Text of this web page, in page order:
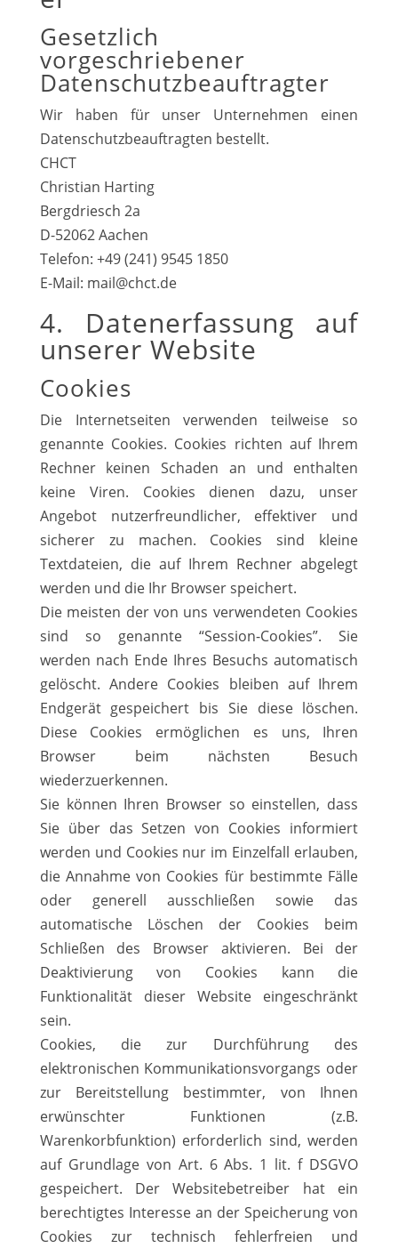
Gesetzlich
vorgeschriebener
Datenschutzbeauftragter
Wir haben für unser Unternehmen einen
Datenschutzbeauftragten bestellt.
CHCT
Christian Harting
Bergdriesch 2a
D-52062 Aachen
Telefon: +49 (241) 9545 1850
E-Mail: mail@chct.de
4. Datenerfassung auf
unserer Website
Cookies
Die Internetseiten verwenden teilweise so
genannte Cookies. Cookies richten auf Ihrem
Rechner keinen Schaden an und enthalten
keine Viren. Cookies dienen dazu, unser
Angebot nutzerfreundlicher, effektiver und
sicherer zu machen. Cookies sind kleine
Textdateien, die auf Ihrem Rechner abgelegt
werden und die Ihr Browser speichert.
Die meisten der von uns verwendeten Cookies
sind so genannte “Session-Cookies”. Sie
werden nach Ende Ihres Besuchs automatisch
gelöscht. Andere Cookies bleiben auf Ihrem
Endgerät gespeichert bis Sie diese löschen.
Diese Cookies ermöglichen es uns, Ihren
Browser beim nächsten Besuch
wiederzuerkennen.
Sie können Ihren Browser so einstellen, dass
Sie über das Setzen von Cookies informiert
werden und Cookies nur im Einzelfall erlauben,
die Annahme von Cookies für bestimmte Fälle
oder generell ausschließen sowie das
automatische Löschen der Cookies beim
Schließen des Browser aktivieren. Bei der
Deaktivierung von Cookies kann die
Funktionalität dieser Website eingeschränkt
sein.
Cookies, die zur Durchführung des
elektronischen Kommunikationsvorgangs oder
zur Bereitstellung bestimmter, von Ihnen
erwünschter Funktionen (z.B.
Warenkorbfunktion) erforderlich sind, werden
auf Grundlage von Art. 6 Abs. 1 lit. f DSGVO
gespeichert. Der Websitebetreiber hat ein
berechtigtes Interesse an der Speicherung von
Cookies zur technisch fehlerfreien und